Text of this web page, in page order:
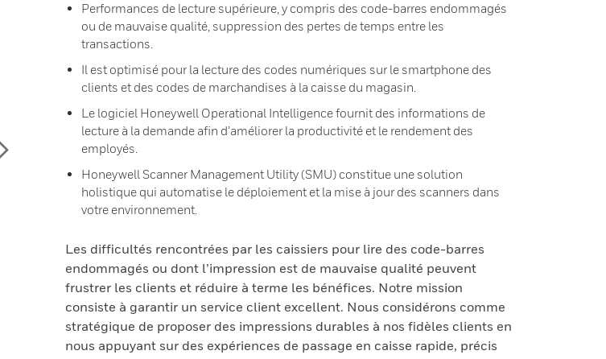
Performances de lecture supérieure, y compris des code-barres endommagés
ou de mauvaise qualité, suppression des pertes de temps entre les
transactions.
Il est optimisé pour la lecture des codes numériques sur le smartphone des
clients et des codes de marchandises à la caisse du magasin.
Le logiciel Honeywell Operational Intelligence fournit des informations de
lecture à la demande afin d’améliorer la productivité et le rendement des
employés.
Honeywell Scanner Management Utility (SMU) constitue une solution
holistique qui automatise le déploiement et la mise à jour des scanners dans
votre environnement.
Les difficultés rencontrées par les caissiers pour lire des code-barres
endommagés ou dont l’impression est de mauvaise qualité peuvent
frustrer les clients et réduire à terme les bénéfices. Notre mission
consiste à garantir un service client excellent. Nous considérons comme
stratégique de proposer des impressions durables à nos fidèles clients en
nous appuyant sur des expériences de passage en caisse rapide, précis